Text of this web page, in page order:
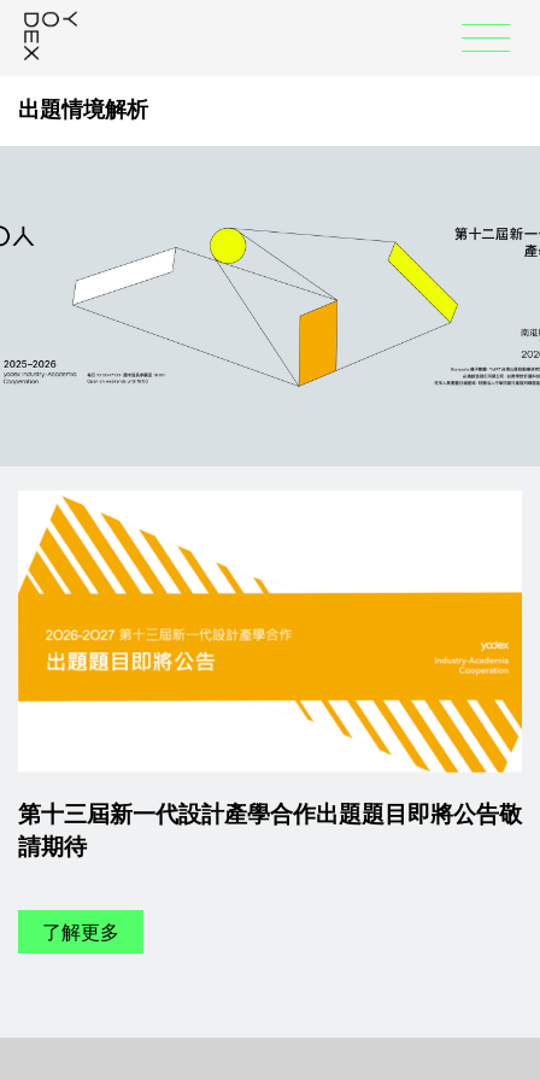
出題情境解析
第十三屆新一代設計產學合作出題題目即將公告敬
請期待
了解更多